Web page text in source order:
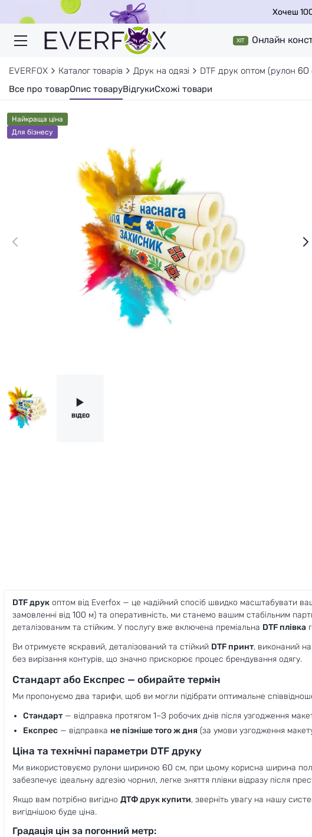
Хочеш
ХІТ Онлайн
EVERFOX Каталог товарів Друк на одязі
DTF друк оптом (рулон 60
Все про товарОпис товаруВідгукиСхожі товари
Найкраща ціна
Для бізнесу
BІДЕО
DTF друк оптом від Everfox — це надійний спосіб швидко масштабувати
замовленні від 100 м) та оперативність, ми станемо вашим стабільним
деталізованим та стійким. У послугу вже включена преміальна DTF плівка
Ви отримуєте яскравий, деталізований та стійкий DTF принт, виконаний
без вирізання контурів, що значно прискорює процес брендування одягу.
Стандарт або Експрес — обирайте термін
Ми пропонуємо два тарифи, щоб ви могли підібрати оптимальне
Стандарт— відправка протягом 1–3 робочих днів після узгодження
Експрес — відправка не пізніше того ж дня (за умови узгодження
Ціна та технічні параметри DTF друку
Ми використовуємо рулони шириною 60 см, при цьому корисна ширина
забезпечує ідеальну адгезію чорнил, легке зняття плівки відразу після
Якщо вам потрібно вигідно ДТФ друк купити, зверніть увагу на нашу
вигіднішою буде ціна.
Градація цін за погонний метр: